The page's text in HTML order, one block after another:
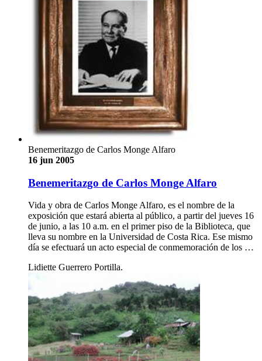
Benemeritazgo de Carlos Monge Alfaro
16 jun 2005
Benemeritazgo de Carlos Monge Alfaro
Vida y obra de Carlos Monge Alfaro, es el nombre de la
exposición que estará abierta al público, a partir del jueves 16
de junio, a las 10 a.m. en el primer piso de la Biblioteca, que
lleva su nombre en la Universidad de Costa Rica. Ese mismo
día se efectuará un acto especial de conmemoración de los …
Lidiette Guerrero Portilla.